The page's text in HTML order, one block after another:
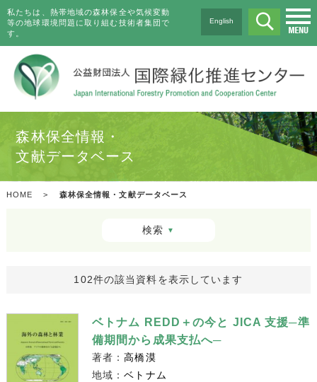
私たちは、熱帯地域の森林保全や気候変動
等の地球環境問題に取り組む技術者集団で
す。
English
森林保全情報・
文献データベース
HOME > 森林保全情報・文献データベース
検索 ▼
102件の該当資料を表示しています
ベトナム REDD＋の今と JICA 支援─準
備期間から成果支払へ─
著者：高橋漠
地域：ベトナム